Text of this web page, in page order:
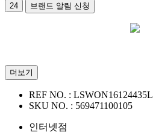
24 브랜드 알림 신청
더보기
REF NO. : LSWON16124435L
SKU NO. : 569471100105
인터넷점